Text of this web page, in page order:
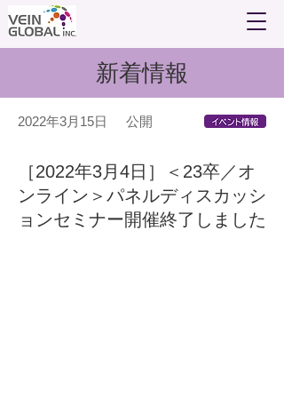
新着情報
2022年3月15日 公開
［2022年3月4日］＜23卒／オ
ンライン＞パネルディスカッシ
ョンセミナー開催終了しました